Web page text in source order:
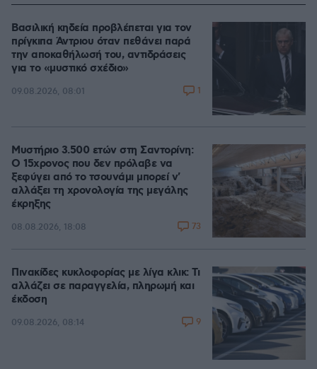
Βασιλική κηδεία προβλέπεται για τον
πρίγκιπα Άντριου όταν πεθάνει παρά
την αποκαθήλωσή του, αντιδράσεις
για το «μυστικό σχέδιο»
09.08.2026, 08:01 1
Μυστήριο 3.500 ετών στη Σαντορίνη:
Ο 15χρονος που δεν πρόλαβε να
ξεφύγει από το τσουνάμι μπορεί ν'
αλλάξει τη χρονολογία της μεγάλης
έκρηξης
08.08.2026, 18:08 73
Πινακίδες κυκλοφορίας με λίγα κλικ: Τι
αλλάζει σε παραγγελία, πληρωμή και
έκδοση
09.08.2026, 08:14 9